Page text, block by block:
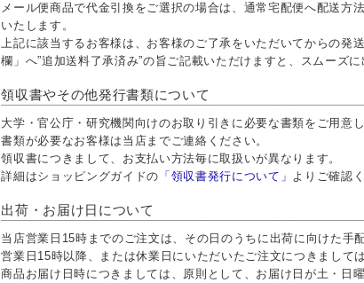
メール便商品で代金引換をご選択の場合は、通常宅配便へ配送方
いたします。
上記に該当するお客様は、お客様のご了承をいただいてからの発
欄」へ”追加送料了承済み”の旨ご記載いただけますと、スムーズ
領収書やその他発行書類について
大学・官公庁・研究機関向けのお取り引きに必要な書類をご用意
書類が必要なお客様は当店までご連絡ください。
領収書につきまして、お支払い方法毎に取扱いが異なります。
詳細はショッピングガイドの 「領収書発行について」 よりご確認
出荷・お届け日について
当店営業日15時までのご注文は、その日のうちに出荷に向けた手
営業日15時以降、または休業日にいただいたご注文につきまして
商品お届け日時につきましては、原則として、お届け日が土・日